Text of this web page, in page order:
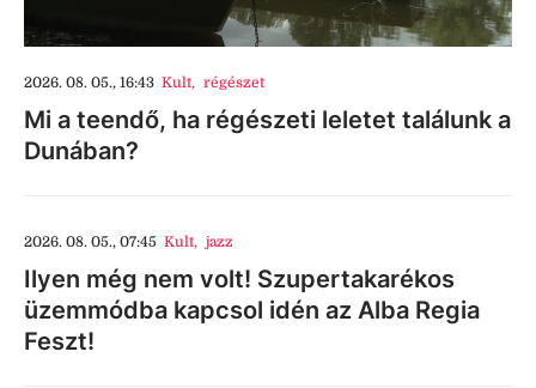
2026. 08. 05., 16:43 Kult, régészet
Mi a teendő, ha régészeti leletet találunk a
Dunában?
2026. 08. 05., 07:45 Kult, jazz
Ilyen még nem volt! Szupertakarékos
üzemmódba kapcsol idén az Alba Regia
Feszt!